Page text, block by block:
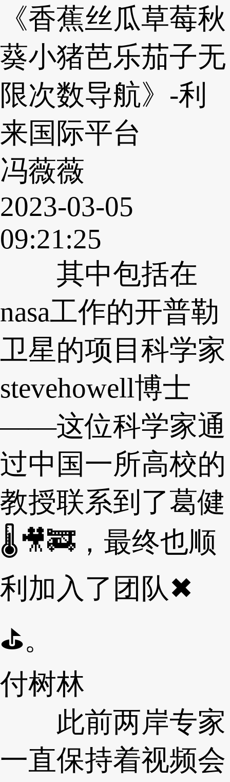
《香蕉丝瓜草莓秋
葵小猪芭乐茄子无
限次数导航》-利
来国际平台
冯薇薇
2023-03-05
09:21:25
其中包括在
nasa工作的开普勒
卫星的项目科学家
stevehowell博士
——这位科学家通
过中国一所高校的
教授联系到了葛健
🌡🎥🚒，最终也顺
利加入了团队✖
⛳。
付树林
此前两岸专家
一直保持着视频会